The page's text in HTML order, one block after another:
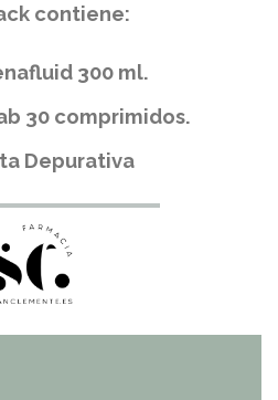
contiene:
300 ml.
30 comprimidos.
Depurativa